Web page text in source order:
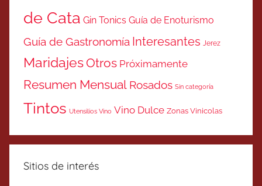
de Cata Gin Tonics Guía de Enoturismo
Guía de Gastronomía Interesantes Jerez
MaridajesOtros Próximamente
Resumen Mensual Rosados Sin categoría
Tintos Utensilios Vino Vino Dulce Zonas Vinicolas
Sitios de interés